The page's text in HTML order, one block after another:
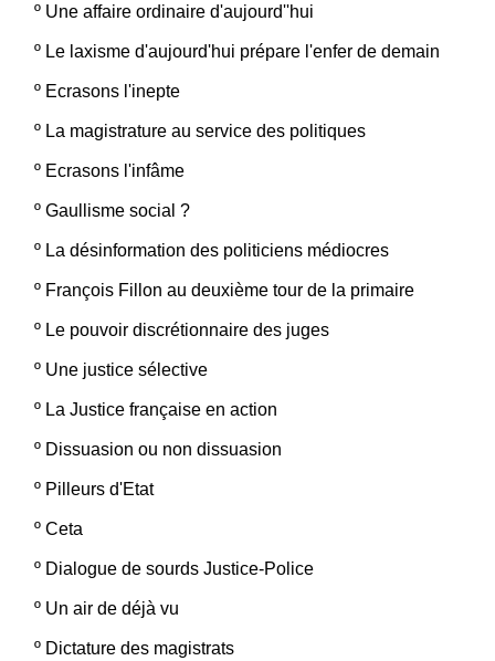
º Une affaire ordinaire d'aujourd''hui
º Le laxisme d'aujourd'hui prépare l'enfer de demain
º Ecrasons l'inepte
º La magistrature au service des politiques
º Ecrasons l'infâme
º Gaullisme social ?
º La désinformation des politiciens médiocres
º François Fillon au deuxième tour de la primaire
º Le pouvoir discrétionnaire des juges
º Une justice sélective
º La Justice française en action
º Dissuasion ou non dissuasion
º Pilleurs d'Etat
º Ceta
º Dialogue de sourds Justice-Police
º Un air de déjà vu
º Dictature des magistrats